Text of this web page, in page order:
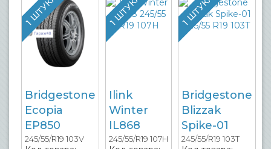
1 ШТУКА
Bridgestone
Ecopia
EP850
245/55/R19 103V
1 ШТУКА
Ilink
Winter
IL868
245/55/R19 107H
1 ШТУКА
Bridgestone
Blizzak
Spike-01
245/55/R19 103T